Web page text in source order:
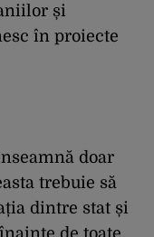
și
în proiecte
doar
trebuie să
dintre stat și
de toate,